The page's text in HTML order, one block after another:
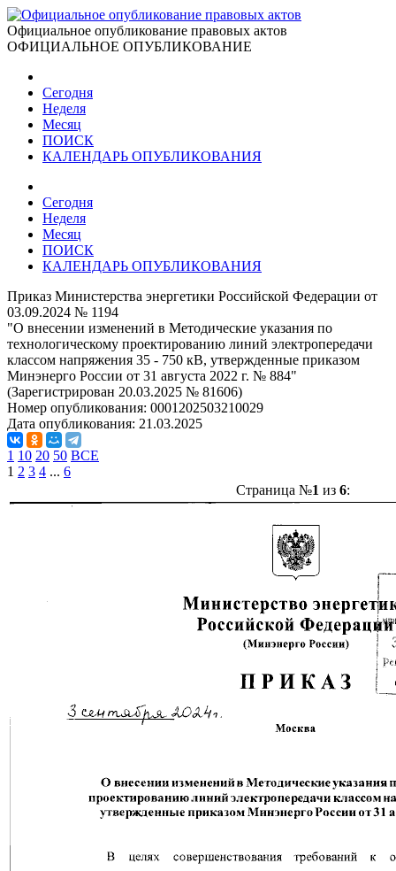
Официальное опубликование правовых актов
ОФИЦИАЛЬНОЕ ОПУБЛИКОВАНИЕ
Сегодня
Неделя
Месяц
ПОИСК
КАЛЕНДАРЬ ОПУБЛИКОВАНИЯ
Сегодня
Неделя
Месяц
ПОИСК
КАЛЕНДАРЬ ОПУБЛИКОВАНИЯ
Приказ Министерства энергетики Российской Федерации от
03.09.2024 № 1194
"О внесении изменений в Методические указания по
технологическому проектированию линий электропередачи
классом напряжения 35 - 750 кВ, утвержденные приказом
Минэнерго России от 31 августа 2022 г. № 884"
(Зарегистрирован 20.03.2025 № 81606)
Номер опубликования: 0001202503210029
Дата опубликования: 21.03.2025
1 10 20 50 ВСЕ
1 2 3 4 ... 6
Страница №1 из 6: